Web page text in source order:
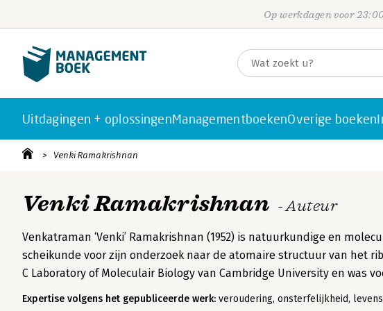
Op werkdagen voor
Uitdagingen + oplossingenManagementboekenOverige boeken
Venki Ramakrishnan
Venki Ramakrishnan - Auteur
Venkatraman ‘Venki’ Ramakrishnan (1952) is natuurkundige en
scheikunde voor zijn onderzoek naar de atomaire structuur van het
C Laboratory of Moleculair Biology van Cambridge University en was
Expertise volgens het gepubliceerde werk: veroudering, onsterfelijkheid,